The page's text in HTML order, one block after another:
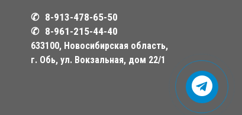
8-913-478-65-50
8-961-215-44-40
633100, Новосибирская область,
г. Обь, ул. Вокзальная, дом 22/1